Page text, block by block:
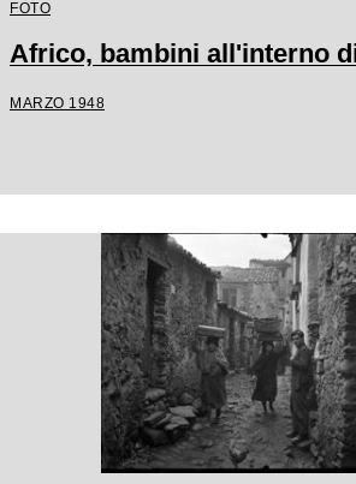
FOTO
Africo, bambini all'interno
MARZO 1948